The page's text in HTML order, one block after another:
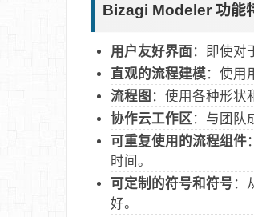
Bizagi Modeler 功能
用户友好界面：即使对
直观的流程建模：使用
流程图 ：使用各种形状
协作云工作区 ：与团队
可重复使用的流程组件
时间。
可定制的符号和符号 ：
好。